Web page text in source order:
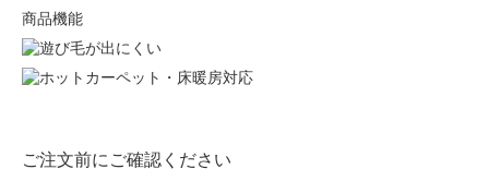
商品機能
ご注文前にご確認ください